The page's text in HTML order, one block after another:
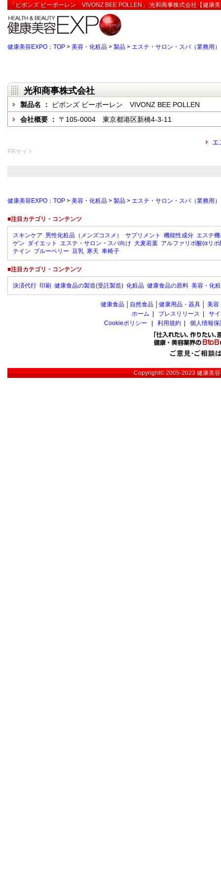
「ビボンズ ビーポーレン VIVONZ BEE POLLEN」:光和商事株式会社【健康
健康美容EXPO：TOP > 美容・化粧品 > 製品 > エステ・サロン・スパ（業務用）
光和商事株式会社
製品名 ：
ビボンズ ビーポーレン VIVONZ BEE POLLEN
会社概要 ： 〒105-0004 東京都港区新橋4-3-11
エ
PRサイト
健康美容EXPO：TOP > 美容・化粧品 > 製品 > エステ・サロン・スパ（業務用）
■注目カテゴリ・コンテンツ
スキンケア 男性化粧品（メンズコスメ） サプリメント 機能性成分 エステ
ゲン ダイエット エステ・サロン・スパ向け 大麦若葉 アルファリポ酸(αリポ
テイン ブルーベリー 豆乳 寒天 車椅子
■注目カテゴリ・コンテンツ
決済代行 印刷 健康食品の製造(受託製造) 化粧品 健康食品の原料 美容・化
健康食品 自然食品 健康用品・器具 美容
ホーム
プレスリリース
サ
Cookieポリシー
利用規約 個人情報
Copyright© 2005-2023健康美